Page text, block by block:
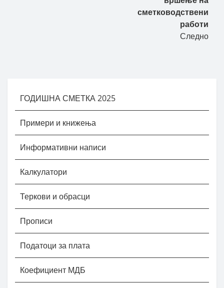
сметководствени
работи
Следно
ГОДИШНА СМЕТКА 2025
Примери и книжења
Информативни написи
Калкулатори
Теркови и обрасци
Прописи
Податоци за плата
Коефициент МДБ